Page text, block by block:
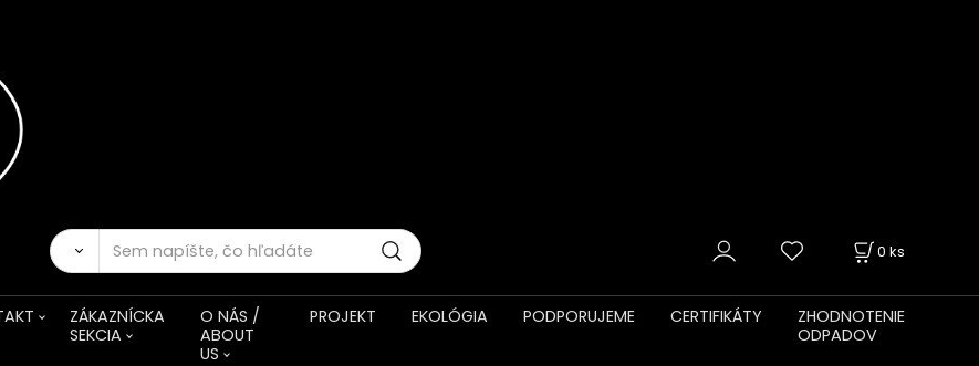
0 ks
ZÁKAZNÍCKA
SEKCIA
O NÁS /
ABOUT
US
PROJEKT EKOLÓGIA PODPORUJEME CERTIFIKÁTY
ZHODNOTENIE
ODPADOV